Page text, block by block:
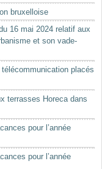
bruxelloise
16 mai 2024 relatif aux
et son vade-
placés
terrasses Horeca dans
pour l’année
pour l’année